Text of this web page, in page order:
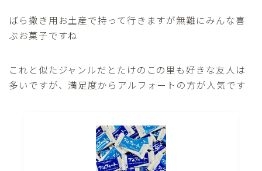
ばら撒き用お土産で持って行きますが無難にみんな喜
ぶお菓子ですね
これと似たジャンルだとたけのこの里も好きな友人は
多いですが、満足度からアルフォートの方が人気です